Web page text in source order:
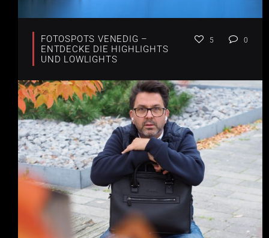
FOTOSPOTS VENEDIG –
ENTDECKE DIE HIGHLIGHTS
UND LOWLIGHTS
5 0